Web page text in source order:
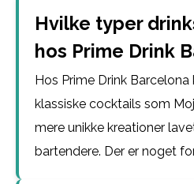
Hvilke typer
hos Prime Drink
Hos Prime Drink
klassiske cocktails som
mere unikke kreationer
bartendere. Der er noget